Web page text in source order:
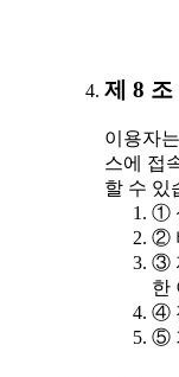
제 8
이용자
스에 접
할 수 있
①
②
③
한
④
⑤